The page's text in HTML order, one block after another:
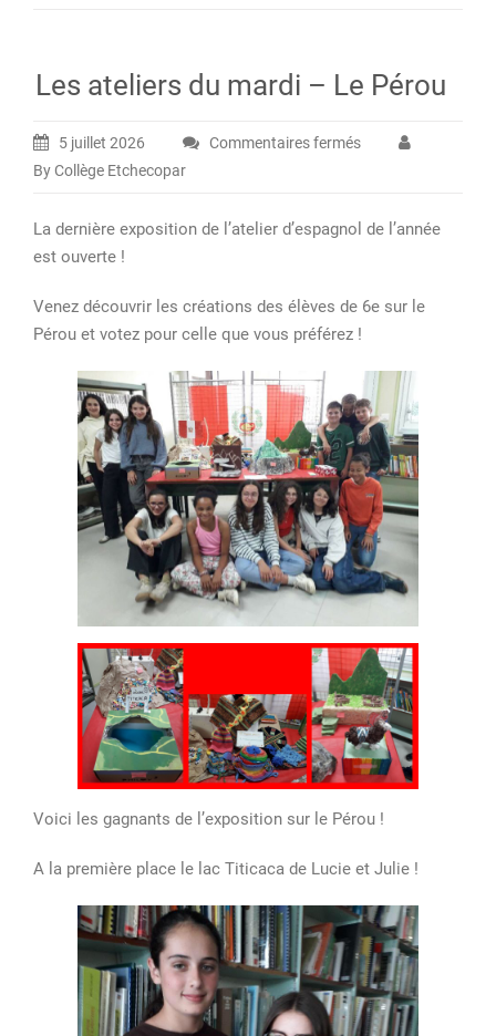
Les ateliers du mardi – Le Pérou
5 juillet 2026 Commentaires ferméssur
du
Le
Pérou
By Collège Etchecopar
La dernière exposition de l’atelier d’espagnol de l’année
est ouverte !
Venez découvrir les créations des élèves de 6e sur le
Pérou et votez pour celle que vous préférez !
Voici les gagnants de l’exposition sur le Pérou !
A la première place le lac Titicaca de Lucie et Julie !